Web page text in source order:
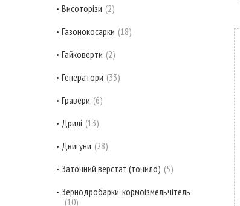
Висоторізи 2
Газонокосарки 18
Гайковерти 2
Генератори 33
Гравери 6
Дрилі 13
Двигуни 28
Заточний верстат (точило) 5
Зернодробарки, кормоізмельчітель
10